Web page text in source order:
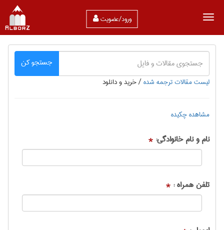
ورود/عضویت
جستجو کن
لیست مقالات ترجمه شده/خرید و دانلود
مشاهده چکیده
نام و نام خانوادگی: *
تلفن همراه : *